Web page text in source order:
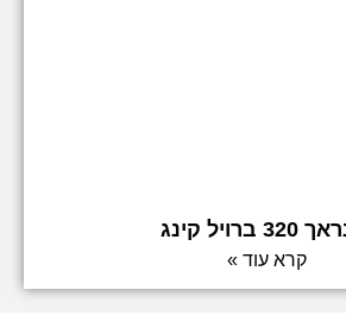
ברויל קינג
קרא עוד »